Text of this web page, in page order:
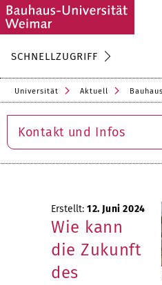
SCHNELLZUGRIFF
Universität Aktuell
Kontakt und Infos
Erstellt: 12. Juni 2024
Wie kann
die Zukunft
des